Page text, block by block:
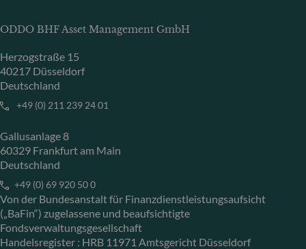
ODDO BHF Asset Management GmbH
Herzogstraße 15
40217 Düsseldorf
Deutschland
+49 (0) 211 239 24 01
Gallusanlage 8
60329 Frankfurt am Main
Deutschland
+49 (0) 69 920 50 0
Von der Bundesanstalt für Finanzdienstleistungsaufsicht
(„BaFin“) zugelassene und beaufsichtigte
Fondsverwaltungsgesellschaft
Handelsregister : HRB 11971 Amtsgericht Düsseldorf